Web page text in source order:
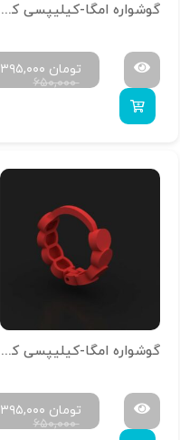
گوشواره امگا-کیلیپسی کد g-n-20
۶۵۰,۰۰۰
۳۹۵,۰۰۰ تومان
گوشواره امگا-کیلیپسی کد g-n-18
۶۵۰,۰۰۰
۳۹۵,۰۰۰ تومان